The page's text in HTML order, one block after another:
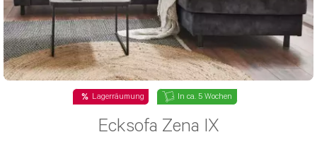
Lagerräumung In ca. 5 Wochen
Ecksofa Zena IX